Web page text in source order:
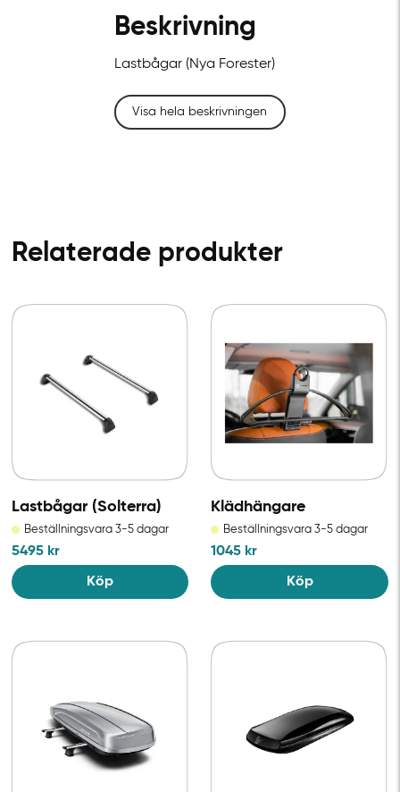
Beskrivning
Lastbågar (Nya Forester)
Visa hela beskrivningen
Relaterade produkter
Lastbågar (Solterra)
Beställningsvara 3-5 dagar
5495 kr
Köp
Klädhängare
Beställningsvara 3-5 dagar
1045 kr
Köp